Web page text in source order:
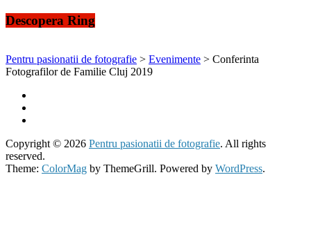
Descopera Ring
Pentru pasionatii de fotografie > Evenimente > Conferinta
Fotografilor de Familie Cluj 2019
Copyright © 2026 Pentru pasionatii de fotografie. All rights
reserved.
Theme: ColorMag by ThemeGrill. Powered by WordPress.